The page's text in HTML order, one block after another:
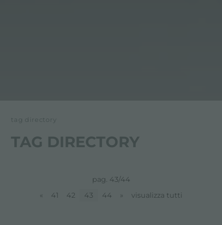
tag directory
TAG DIRECTORY
pag. 43/44
«
41 42 43 44 » visualizza tutti